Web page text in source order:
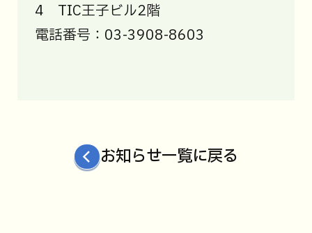
4 TIC王子ビル2階
電話番号：03-3908-8603
お知らせ一覧に戻る